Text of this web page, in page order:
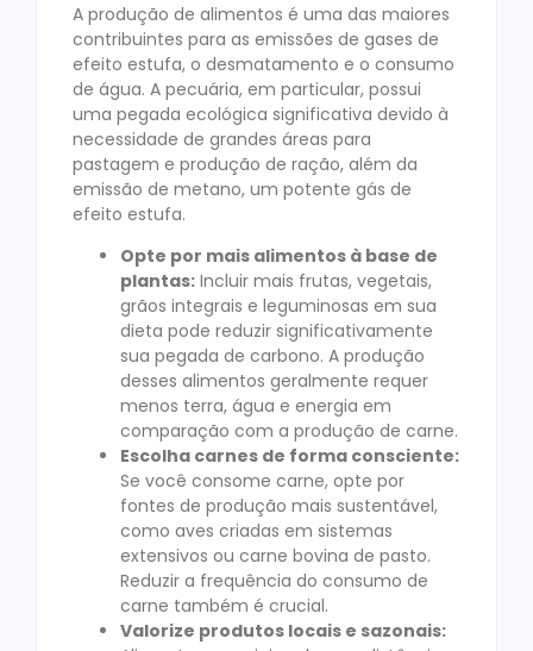
A produção de alimentos é uma das maiores
contribuintes para as emissões de gases de
efeito estufa, o desmatamento e o consumo
de água. A pecuária, em particular, possui
uma pegada ecológica significativa devido à
necessidade de grandes áreas para
pastagem e produção de ração, além da
emissão de metano, um potente gás de
efeito estufa.
Opte por mais alimentos à base de
plantas: Incluir mais frutas, vegetais,
grãos integrais e leguminosas em sua
dieta pode reduzir significativamente
sua pegada de carbono. A produção
desses alimentos geralmente requer
menos terra, água e energia em
comparação com a produção de carne.
Escolha carnes de forma consciente:
Se você consome carne, opte por
fontes de produção mais sustentável,
como aves criadas em sistemas
extensivos ou carne bovina de pasto.
Reduzir a frequência do consumo de
carne também é crucial.
Valorize produtos locais e sazonais: